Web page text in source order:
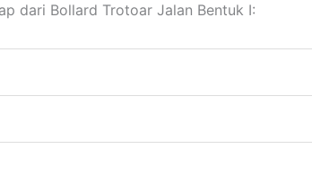
dari Bollard Trotoar Jalan Bentuk I: